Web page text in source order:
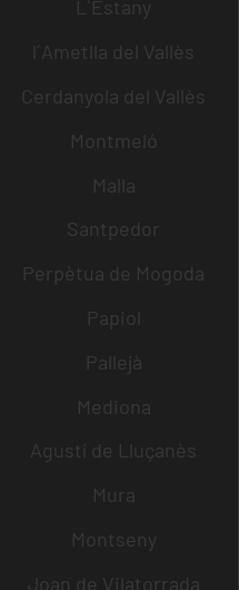
L´Estany
l´Ametlla del Vallès
Cerdanyola del Vallès
Montmeló
Malla
Santpedor
Perpètua de Mogoda
Papiol
Pallejà
Mediona
Agustí de Lluçanès
Mura
Montseny
Joan de Vilatorrada